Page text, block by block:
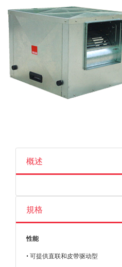
概述
規格
性能
• 可提供直联和皮带驱动型